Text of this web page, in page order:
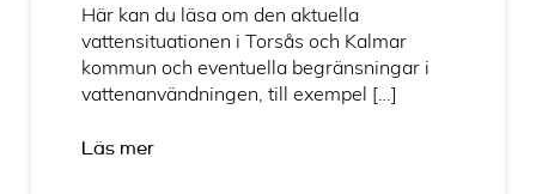
Här kan du läsa om den aktuella
vattensituationen i Torsås och Kalmar
kommun och eventuella begränsningar i
vattenanvändningen, till exempel […]
Läs mer